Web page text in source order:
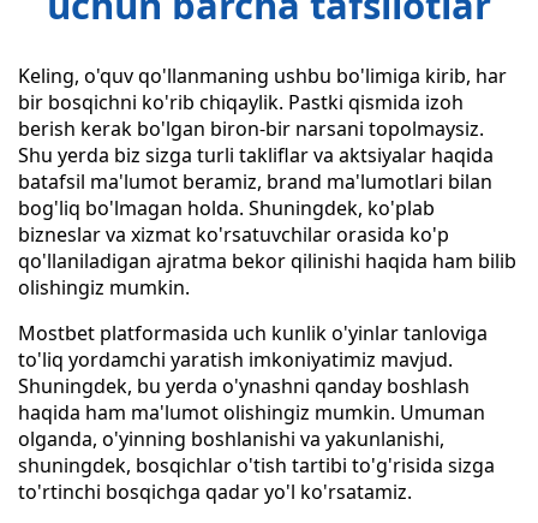
Keling, o'quv qo'llanmaning ushbu bo'limiga kirib, har
bir bosqichni ko'rib chiqaylik. Pastki qismida izoh
berish kerak bo'lgan biron-bir narsani topolmaysiz.
Shu yerda biz sizga turli takliflar va aktsiyalar haqida
batafsil ma'lumot beramiz, brand ma'lumotlari bilan
bog'liq bo'lmagan holda. Shuningdek, ko'plab
bizneslar va xizmat ko'rsatuvchilar orasida ko'p
qo'llaniladigan ajratma bekor qilinishi haqida ham bilib
olishingiz mumkin.
Mostbet platformasida uch kunlik o'yinlar tanloviga
to'liq yordamchi yaratish imkoniyatimiz mavjud.
Shuningdek, bu yerda o'ynashni qanday boshlash
haqida ham ma'lumot olishingiz mumkin. Umuman
olganda, o'yinning boshlanishi va yakunlanishi,
shuningdek, bosqichlar o'tish tartibi to'g'risida sizga
to'rtinchi bosqichga qadar yo'l ko'rsatamiz.